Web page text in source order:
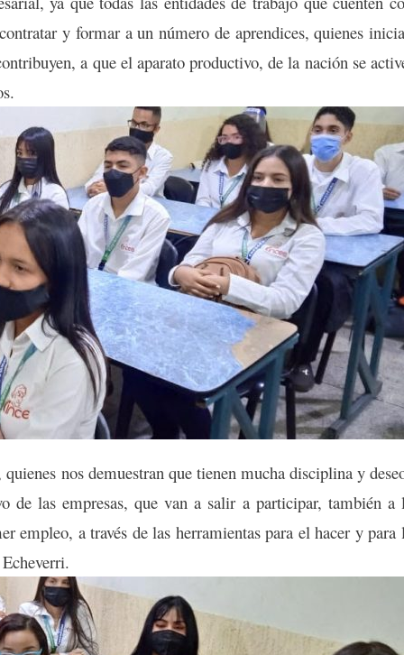
y formar a un número de aprendices, quienes
a que el aparato productivo, de la nación se
nos demuestran que tienen mucha disciplina y
de las empresas, que van a salir a participar, también a
empleo, a través de las herramientas para el hacer y para